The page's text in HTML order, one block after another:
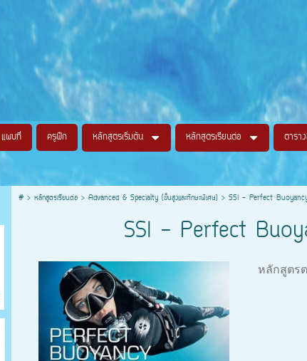
แผนที่ ครูฝึก หลักสูตรเริ่มต้น หลักสูตรเรียนต่อ ตารา
#> หลักสูตรเรียนต่อ> Advanced & Specialty (ขั้นสูงและทักษะพิเศษ)> SSI - Perfect
SSI - Perfect
หลักสูตรต